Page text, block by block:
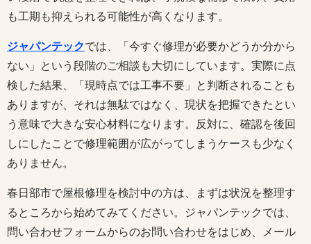
も工期も抑えられる可能性が高くなります。
ジャパンテックでは、「今すぐ修理が必要かどうか分から
ない」という段階のご相談も大切にしています。実際に点
検した結果、「現時点では工事不要」と判断されることも
ありますが、それは無駄ではなく、現状を把握できたとい
う意味で大きな安心材料になります。反対に、確認を後回
しにしたことで修理範囲が広がってしまうケースも少なく
ありません。
春日部市で屋根修理を検討中の方は、まずは状況を整理す
るところから始めてみてください。ジャパンテックでは、
問い合わせフォームからのお問い合わせをはじめ、メール